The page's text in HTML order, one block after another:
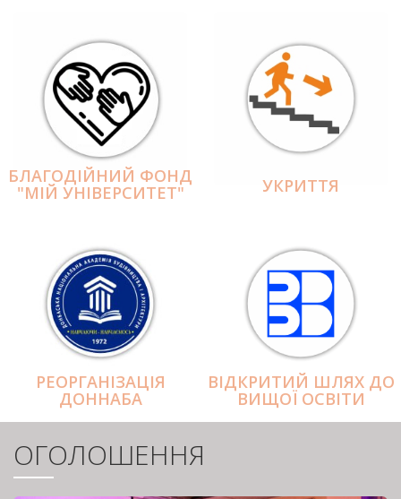
БЛАГОДІЙНИЙ ФОНД
"МІЙ УНІВЕРСИТЕТ" УКРИТТЯ
РЕОРГАНІЗАЦІЯ
ДОННАБА
ВІДКРИТИЙ ШЛЯХ ДО
ВИЩОЇ ОСВІТИ
ОГОЛОШЕННЯ